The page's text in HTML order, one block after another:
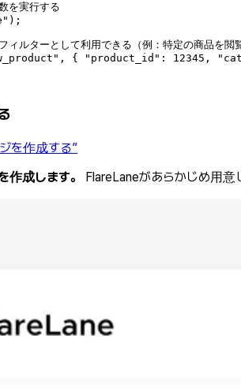
を実行する
" );
ルターとして利用できる（例：特定の商品を閲
" , { " product_id " : 12345 , "
を作成する”
作成します。 FlareLaneがあらかじめ用意